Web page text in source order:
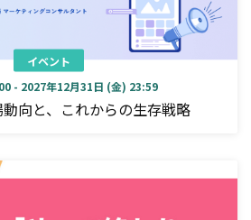
イベント
- 2027年12月31日 (金) 23:59
向と、これからの生存戦略